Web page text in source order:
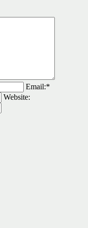
Email:*
Website: